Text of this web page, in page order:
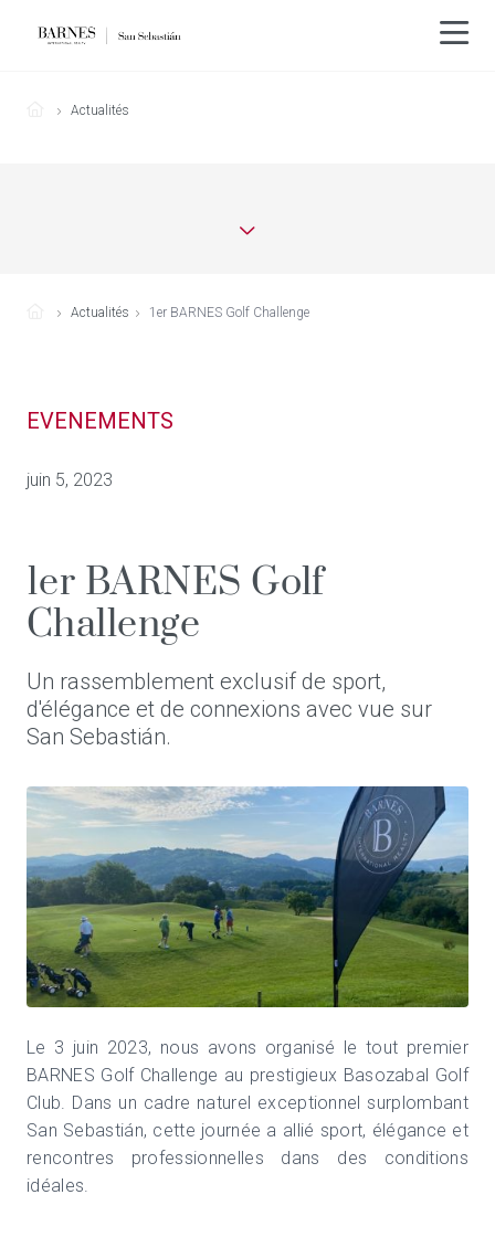
Actualités
Actualités 1er BARNES Golf Challenge
EVENEMENTS
juin 5, 2023
1er BARNES Golf
Challenge
Un rassemblement exclusif de sport,
d'élégance et de connexions avec vue sur
San Sebastián.
Le 3 juin 2023, nous avons organisé le tout premier
BARNES Golf Challenge au prestigieux Basozabal Golf
Club. Dans un cadre naturel exceptionnel surplombant
San Sebastián, cette journée a allié sport, élégance et
rencontres professionnelles dans des conditions
idéales.